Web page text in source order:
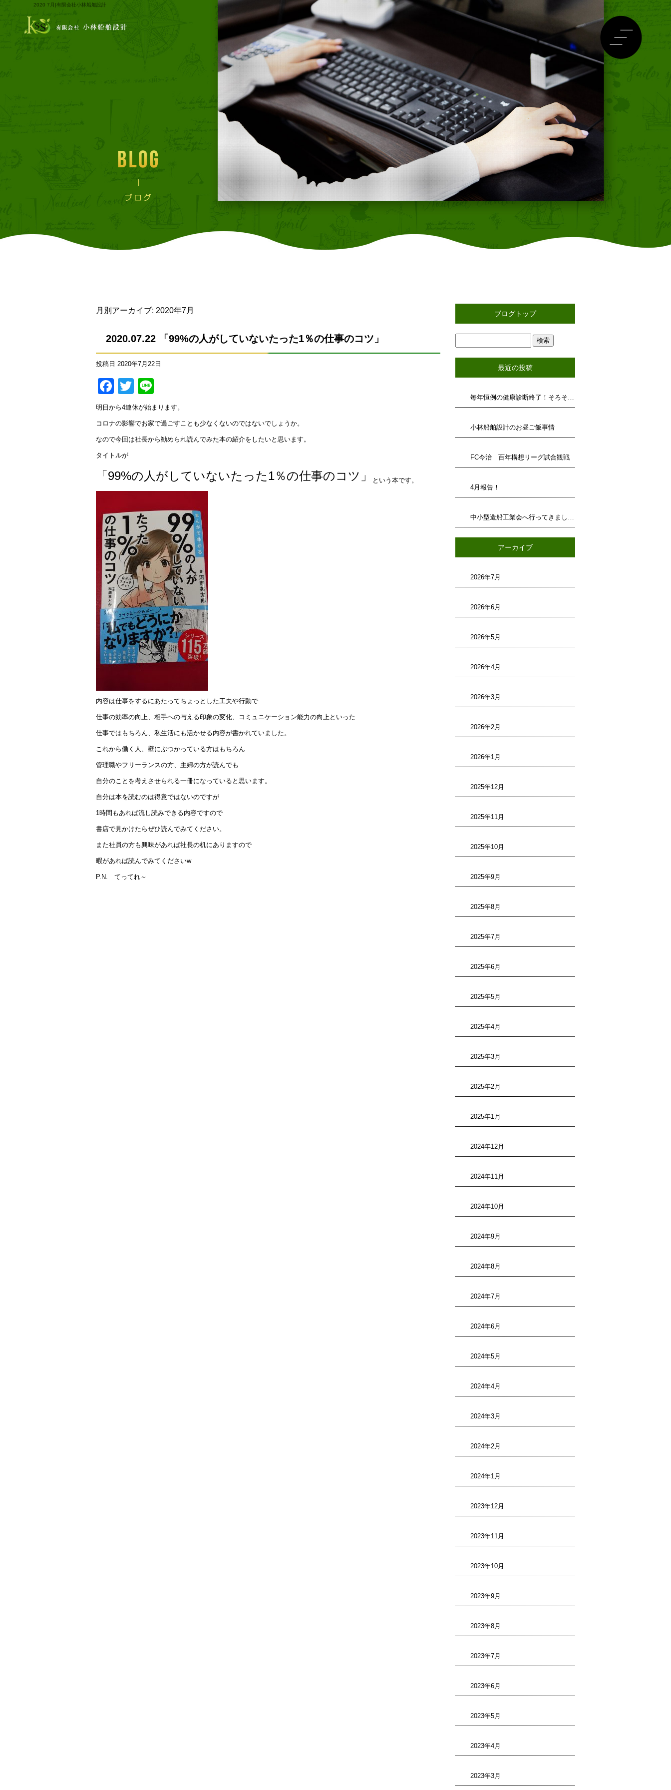
2020 7月|有限会社小林船舶設計
月別アーカイブ: 2020年7月
2020.07.22 「99%の人がしていないたった1％の仕事のコツ」
投稿日 2020年7月22日
Facebook
Twitter
明日から4連休が始まります。
コロナの影響でお家で過ごすことも少なくないのではないでしょうか。
なので今回は社長から勧められ読んでみた本の紹介をしたいと思います。
タイトルが
「99%の人がしていないたった1％の仕事のコツ」 という本です。
内容は仕事をするにあたってちょっとした工夫や行動で
仕事の効率の向上、相手への与える印象の変化、コミュニケーション能力の向上といった
仕事ではもちろん、私生活にも活かせる内容が書かれていました。
これから働く人、壁にぶつかっている方はもちろん
管理職やフリーランスの方、主婦の方が読んでも
自分のことを考えさせられる一冊になっていると思います。
自分は本を読むのは得意ではないのですが
1時間もあれば流し読みできる内容ですので
書店で見かけたらぜひ読んでみてください。
また社員の方も興味があれば社長の机にありますので
暇があれば読んでみてくださいw
P.N. てってれ～
ブログトップ
最近の投稿
毎年恒例の健康診断終了！そろそろ運動しましょうか！今治初のピックルボール部結成！？
小林船舶設計のお昼ご飯事情
FC今治 百年構想リーグ試合観戦
4月報告！
中小型造船工業会へ行ってきました！
アーカイブ
2026年7月
2026年6月
2026年5月
2026年4月
2026年3月
2026年2月
2026年1月
2025年12月
2025年11月
2025年10月
2025年9月
2025年8月
2025年7月
2025年6月
2025年5月
2025年4月
2025年3月
2025年2月
2025年1月
2024年12月
2024年11月
2024年10月
2024年9月
2024年8月
2024年7月
2024年6月
2024年5月
2024年4月
2024年3月
2024年2月
2024年1月
2023年12月
2023年11月
2023年10月
2023年9月
2023年8月
2023年7月
2023年6月
2023年5月
2023年4月
2023年3月
トップページ
事業内容
取り組み
採用情報
ご応募・お問い合わせ